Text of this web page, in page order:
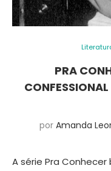
PRA
por Amanda
A série Pra